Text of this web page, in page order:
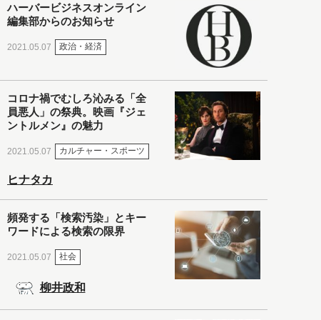
ハーバービジネスオンライン
編集部からのお知らせ
2021.05.07 政治・経済
コロナ禍でむしろ沁みる「全
員悪人」の祭典。映画『ジェ
ントルメン』の魅力
2021.05.07 カルチャー・スポーツ
ヒナタカ
頻発する「検索汚染」とキー
ワードによる検索の限界
2021.05.07 社会
柳井政和